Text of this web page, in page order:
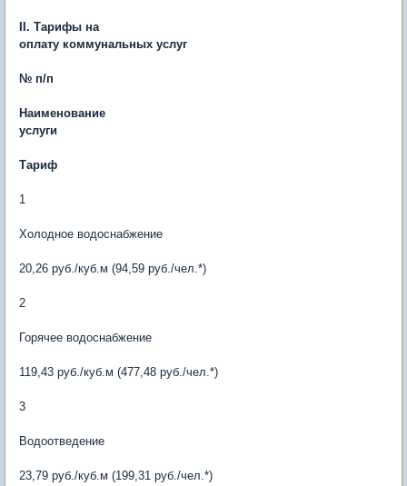
II. Тарифы на
оплату коммунальных услуг
№ п/п
Наименование
услуги
Тариф
1
Холодное водоснабжение
20,26 руб./куб.м (94,59 руб./чел.*)
2
Горячее водоснабжение
119,43 руб./куб.м (477,48 руб./чел.*)
3
Водоотведение
23,79 руб./куб.м (199,31 руб./чел.*)